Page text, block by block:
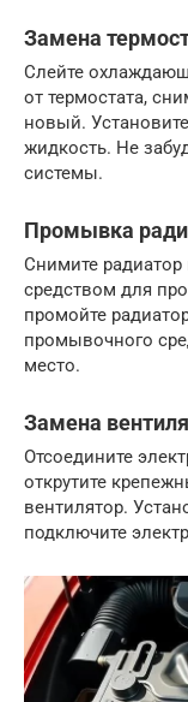
Замена
Слейте
от термостата,
новый.
жидкость. Не
системы.
Промывка
Снимите
средством для
промойте
промывочного
место.
Замена
Отсоедините
открутите
вентилятор.
подключите